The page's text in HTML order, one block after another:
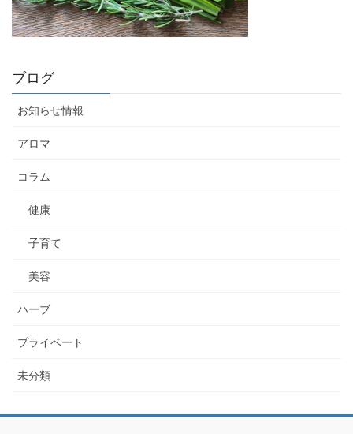
ブログ
お知らせ情報
アロマ
コラム
健康
子育て
美容
ハーブ
プライベート
未分類